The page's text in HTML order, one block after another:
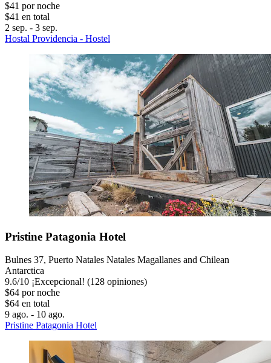
$41 por noche
$41 en total
2 sep. - 3 sep.
Hostal Providencia - Hostel
Pristine Patagonia Hotel
Bulnes 37, Puerto Natales Natales Magallanes and Chilean
Antarctica
9.6/10 ¡Excepcional! (128 opiniones)
$64 por noche
$64 en total
9 ago. - 10 ago.
Pristine Patagonia Hotel